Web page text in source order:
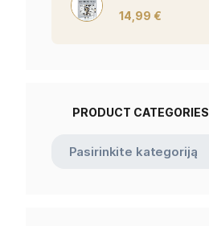
14,99 €
PRODUCT CATEGORIES